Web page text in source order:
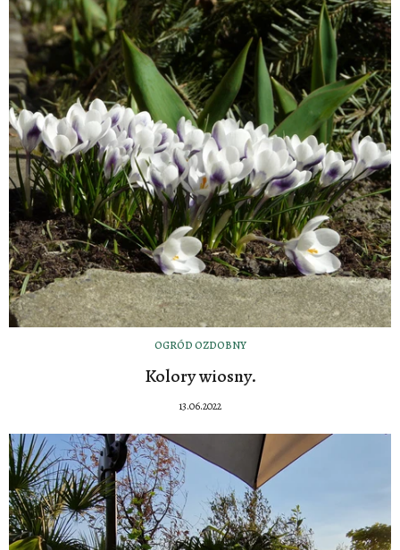
OGRÓD OZDOBNY
Kolory wiosny.
13.06.2022